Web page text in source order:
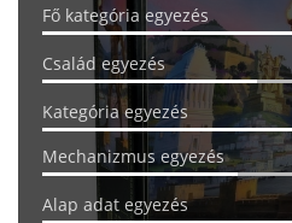
Fő kategória egyezés
Család egyezés
Kategória egyezés
Mechanizmus egyezés
Alap adat egyezés